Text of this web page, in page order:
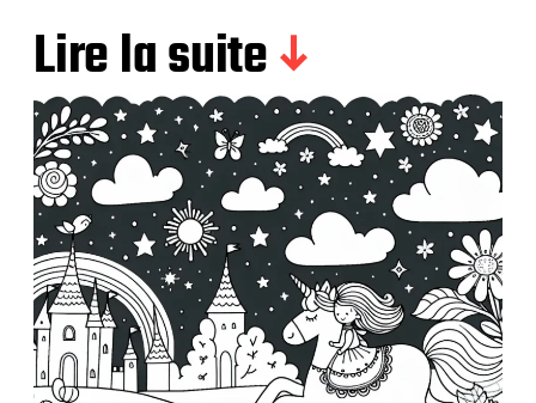
Lire la suite